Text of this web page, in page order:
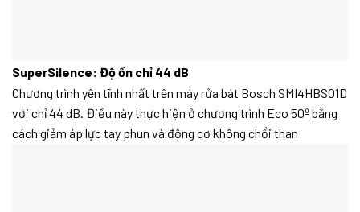
SuperSilence: Độ ồn chỉ 44 dB
Chương trình yên tĩnh nhất trên máy rửa bát Bosch SMI4HBS01D
với chỉ 44 dB. Điều này thực hiện ở chương trình Eco 50º bằng
cách giảm áp lực tay phun và động cơ không chổi than